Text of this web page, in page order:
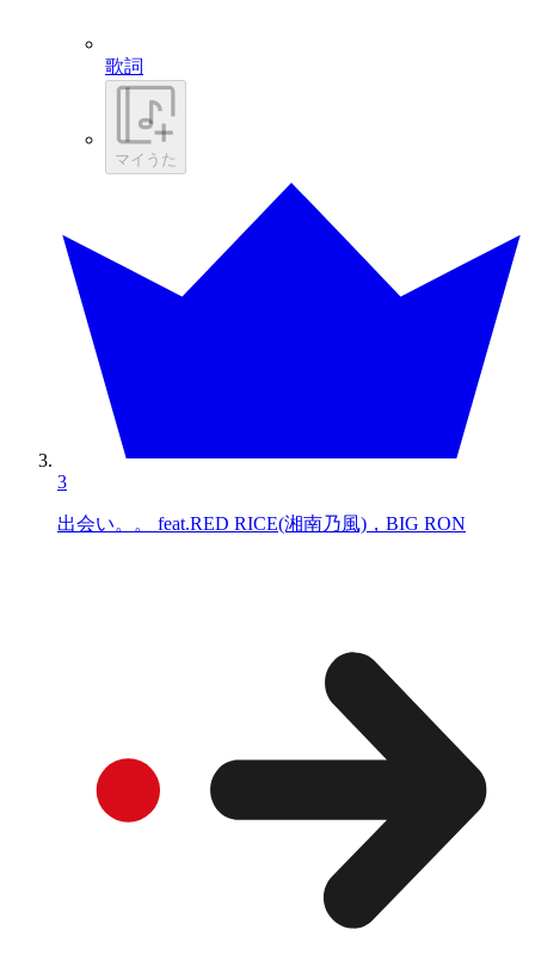
歌詞
マイうた
3
出会い。。 feat.RED RICE(湘南乃風)，BIG RON